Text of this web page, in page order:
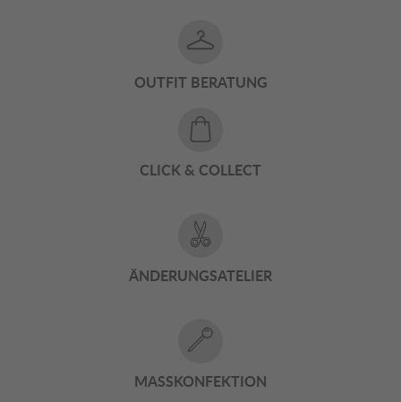
OUTFIT BERATUNG
CLICK & COLLECT
ÄNDERUNGSATELIER
MASSKONFEKTION